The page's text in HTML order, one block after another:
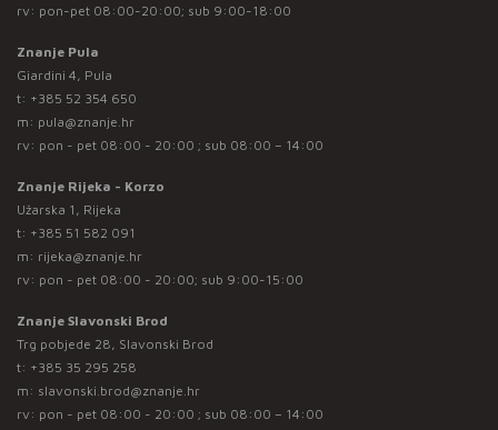
rv: pon-pet 08:00-20:00; sub 9:00-18:00
Znanje Pula
Giardini 4, Pula
t: +385 52 354 650
m: pula@znanje.hr
rv: pon - pet 08:00 - 20:00 ; sub 08:00 – 14:00
Znanje Rijeka - Korzo
Užarska 1, Rijeka
t: +385 51 582 091
m: rijeka@znanje.hr
rv: pon - pet 08:00 - 20:00; sub 9:00-15:00
Znanje Slavonski Brod
Trg pobjede 28, Slavonski Brod
t: +385 35 295 258
m: slavonski.brod@znanje.hr
rv: pon - pet 08:00 - 20:00 ; sub 08:00 – 14:00